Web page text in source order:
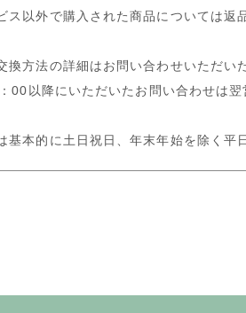
ス以外で購入された商品については返
換方法の詳細はお問い合わせいただい
00以降にいただいたお問い合わせは
基本的に土日祝日、年末年始を除く平